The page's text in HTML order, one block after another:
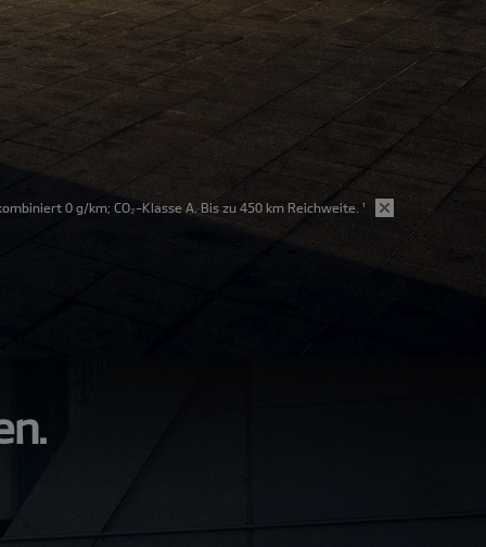
0 g/km; CO₂-Klasse A. Bis zu 450 km Reichweite. ¹